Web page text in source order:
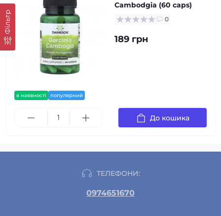
Фільтр
в наявності популярний
Cambodgia (60 caps)
0
189 грн
До кошика
ТЕЛЕФОНИ:
0974651670